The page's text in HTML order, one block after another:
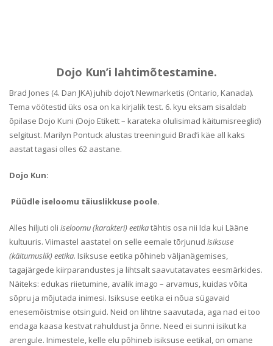
Dojo Kun’i lahtimõtestamine.
Brad Jones (4. Dan JKA) juhib dojo’t Newmarketis (Ontario, Kanada).
Tema vöötestid üks osa on ka kirjalik test. 6. kyu eksam sisaldab
õpilase Dojo Kuni (Dojo Etikett – karateka olulisimad käitumisreeglid)
selgitust. Marilyn Pontuck alustas treeninguid Brad’i käe all kaks
aastat tagasi olles 62 aastane.
Dojo Kun:
Püüdle iseloomu täiuslikkuse poole.
Alles hiljuti oli iseloomu (karakteri) eetikatähtis osa nii Ida kui Lääne
kultuuris. Viimastel aastatel on selle eemale tõrjunud isiksuse
(käitumuslik) eetika. Isiksuse eetika põhineb väljanägemises,
tagajärgede kiirparandustes ja lihtsalt saavutatavates eesmärkides.
Näiteks: edukas riietumine, avalik imago – arvamus, kuidas võita
sõpru ja mõjutada inimesi. Isiksuse eetika ei nõua sügavaid
enesemõistmise otsinguid. Neid on lihtne saavutada, aga nad ei too
endaga kaasa kestvat rahuldust ja õnne. Need ei sunni isikut ka
arengule. Inimestele, kelle elu põhineb isiksuse eetikal, on omane